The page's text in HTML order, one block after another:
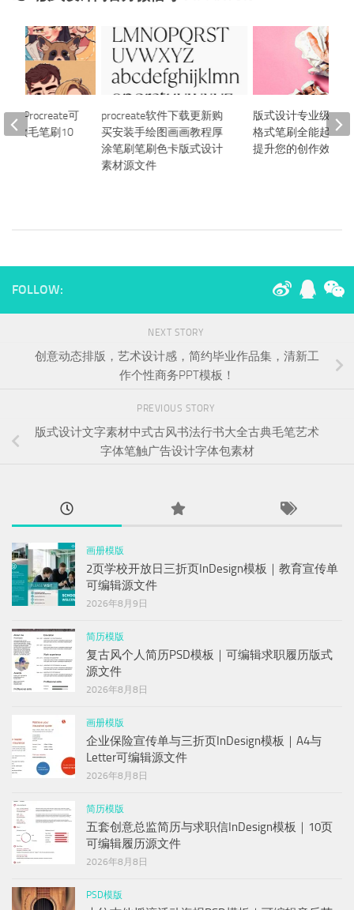
procreate软件下载更新购
买安装手绘图画画教程厚
涂笔刷笔刷色卡版式设计
素材源文件
版式设计专业级
格式笔刷全能起稿
提升您的创作效率！
张Procreate可
12款毛笔刷10
FOLLOW:
NEXT STORY
创意动态排版，艺术设计感，简约毕业作品集，清新工
作个性商务PPT模板！
PREVIOUS STORY
版式设计文字素材中式古风书法行书大全古典毛笔艺术
字体笔触广告设计字体包素材
画册模版
2页学校开放日三折页InDesign模板｜教育宣传单
可编辑源文件
2026年8月9日
简历模版
复古风个人简历PSD模板｜可编辑求职履历版式
源文件
2026年8月8日
画册模版
企业保险宣传单与三折页InDesign模板｜A4与
Letter可编辑源文件
2026年8月8日
简历模版
五套创意总监简历与求职信InDesign模板｜10页
可编辑履历源文件
2026年8月8日
PSD模版